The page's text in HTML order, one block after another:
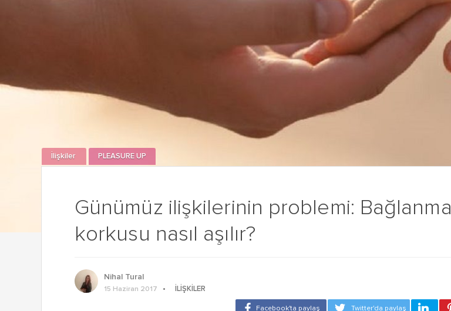
Günümüz ilişkilerinin problemi: Bağlanma
korkusu nasıl aşılır?
İlişkiler PLEASURE UP
Nihal Tural
15 Haziran 2017 İLIŞKILER